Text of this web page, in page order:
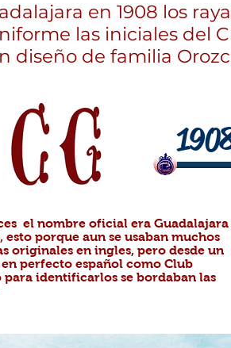
en 1908 los
las iniciales del
diseño de familia
el nombre oficial era Guadalajara
esto porque aun se usaban muchos
originales en ingles, pero desde un
perfecto español como Club
para identificarlos se bordaban las